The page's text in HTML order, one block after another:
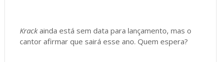
Krackainda está sem data para lançamento, mas o
cantor afirmar que sairá esse ano. Quem espera?